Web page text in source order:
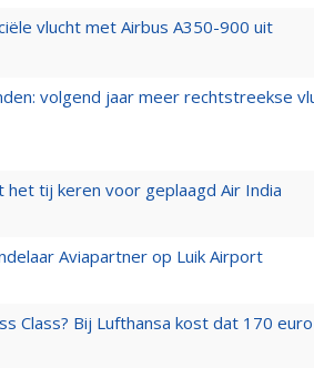
vlucht met Airbus A350-900 uit
volgend jaar meer rechtstreekse
het tij keren voor geplaagd Air India
Aviapartner op Luik Airport
Class? Bij Lufthansa kost dat 170